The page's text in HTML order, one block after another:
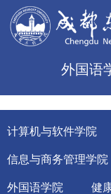
外国语
计算机与软件学院
信息与商务管理学院
外国语学院 健